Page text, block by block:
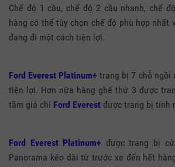
Chế độ 1 cầu, chế độ 2 cầu nhanh, chế
hàng có thể tùy chọn chế độ phù hợp nhất
đang đi một cách tiện lợi.
Ford Everest Platinum+ trang bị 7 chỗ ngồi
tiện lợi. Hơn nữa hàng ghế thứ 3 được
tầm giá chỉ Ford Everest được trang bị tính
Ford Everest Platinum+ được trang bị
Panorama kéo dài từ trước xe đến hết